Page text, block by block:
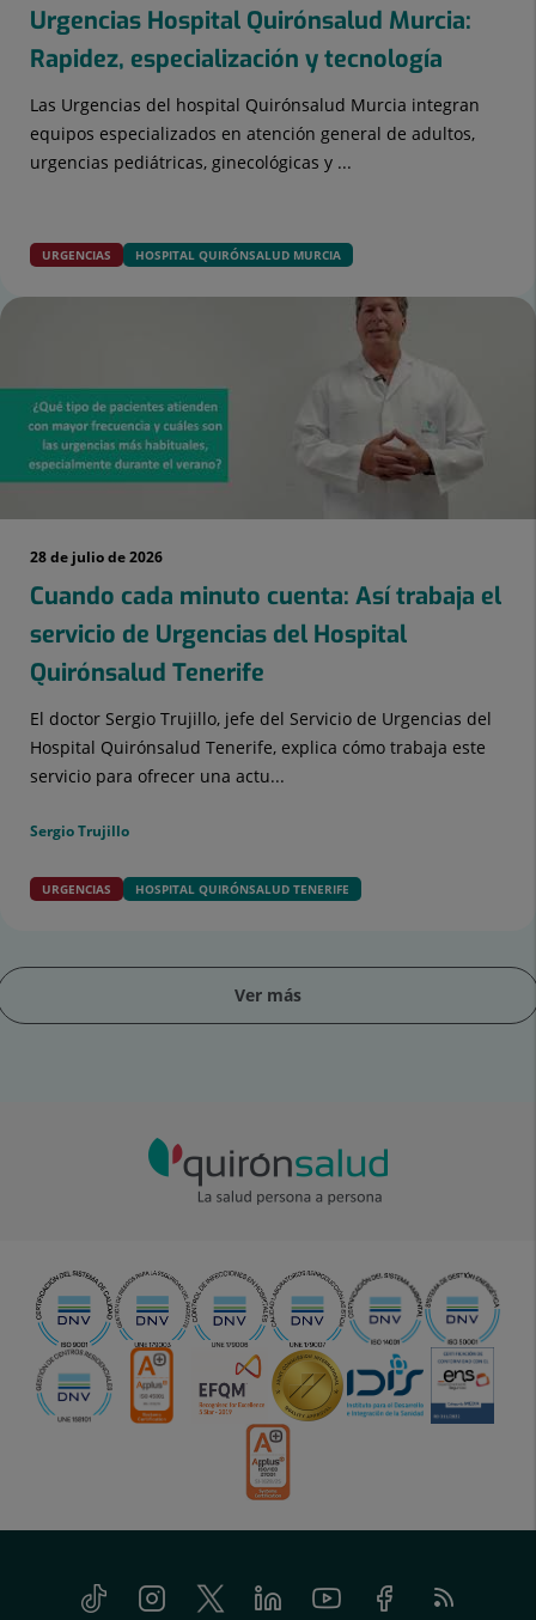
Urgencias Hospital Quirónsalud Murcia:
Rapidez, especialización y tecnología
Las Urgencias del hospital Quirónsalud Murcia integran
equipos especializados en atención general de adultos,
urgencias pediátricas, ginecológicas y ...
URGENCIAS HOSPITAL QUIRÓNSALUD MURCIA
28 de julio de 2026
Cuando cada minuto cuenta: Así trabaja el
servicio de Urgencias del Hospital
Quirónsalud Tenerife
El doctor Sergio Trujillo, jefe del Servicio de Urgencias del
Hospital Quirónsalud Tenerife, explica cómo trabaja este
servicio para ofrecer una actu...
Sergio Trujillo
URGENCIAS HOSPITAL QUIRÓNSALUD TENERIFE
Ver más
Tiktok InstagramTwitter LinkedinYoutube FacebookFeed
RSS